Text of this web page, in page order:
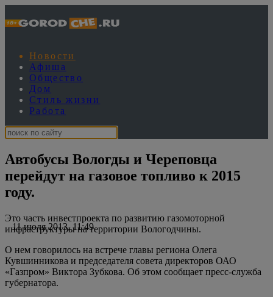
Новости
Афиша
Общество
Дом
Стиль жизни
Работа
Автобусы Вологды и Череповца
перейдут на газовое топливо к 2015
году.
11 июля 2013, 11:49
Это часть инвестпроекта по развитию газомоторной
инфраструктуры на территории Вологодчины.
О нем говорилось на встрече главы региона Олега
Кувшинникова и председателя совета директоров ОАО
«Газпром» Виктора Зубкова. Об этом сообщает пресс-служба
губернатора.